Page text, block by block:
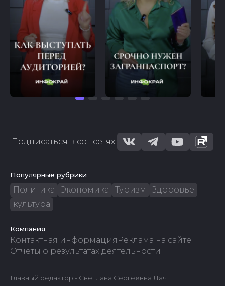
Подписаться в соцсетях
Популярные рубрики
Политика Экономика Туризм
Здоровье
культура
Компания
Контактная информация Реклама на сайте
Отчеты о результатах деятельности
Главный редактор - Светлана Сергеевна Лач